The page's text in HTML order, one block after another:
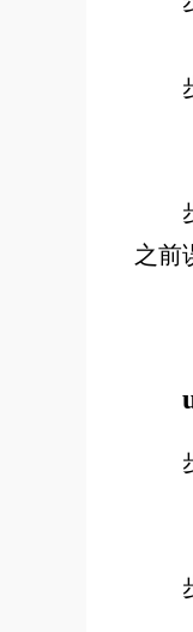
之前